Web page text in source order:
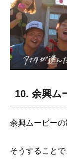
10. 余興ム
余興ムービーの
そうすること